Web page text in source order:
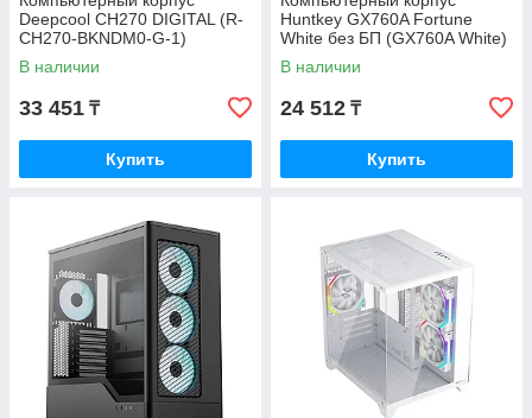
Deepcool CH270 DIGITAL (R-
CH270-BKNDM0-G-1)
В наличии
33 451 ₸
Купить
Huntkey GX760A Fortune
White без БП (GX760A White)
В наличии
24 512 ₸
Купить